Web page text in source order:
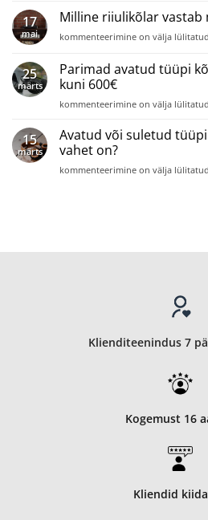
fono-
eelvõimendi
ja
mu
vinüülplaadimängija
helisüsteem
seda?
17
mai
Milline riiulikõlar vastab
Milline
vastab
minu
vajadustele?
kommenteerimine on välja lülitatud
25
märts
Parimad avatud tüüpi
kuni 600€
Parimad
tüüpi
kõrvaklapid
hinnaklassis
kuni
kommenteerimine on välja lülitatud
15
märts
Avatud või suletud
vahet on?
Avatud
mis
kommenteerimine on välja lülitatud
Klienditeenindus 7
Kogemust 16
Kliendid